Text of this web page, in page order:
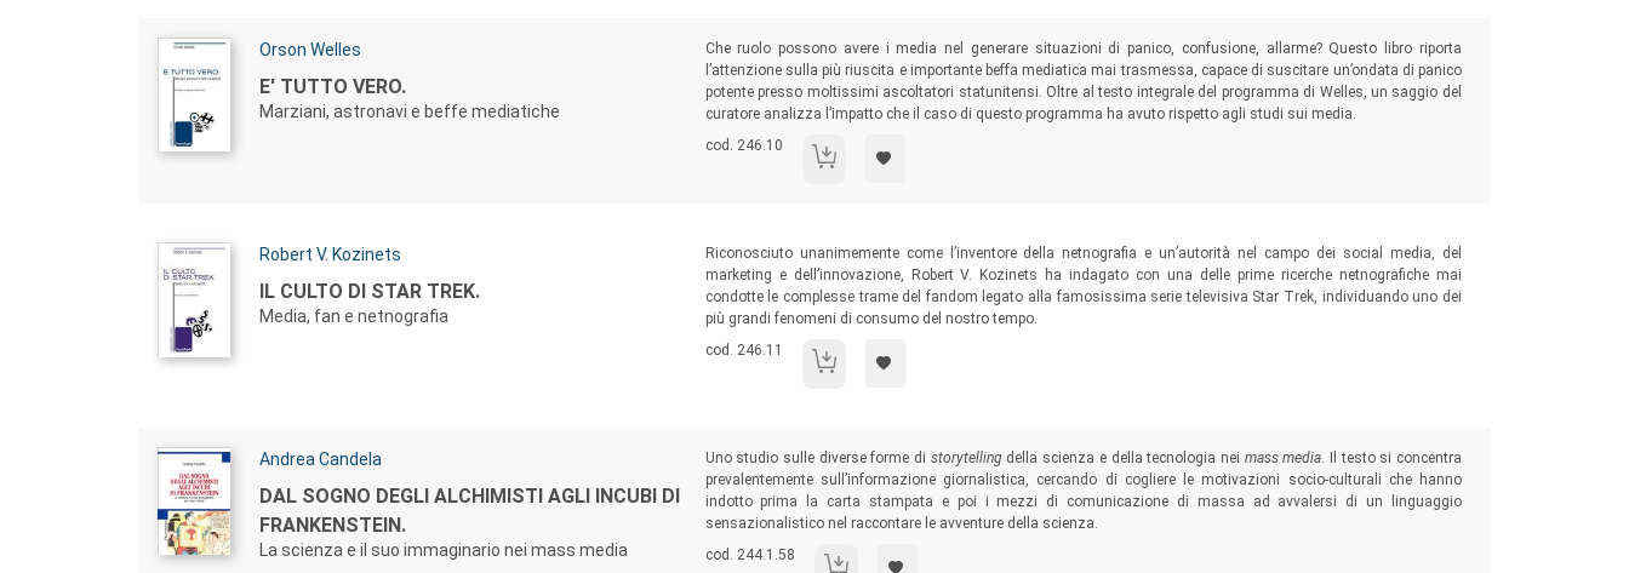
Autori:
Orson Welles
Titolo:
E' TUTTO VERO.
Marziani, astronavi e beffe mediatiche
Sommario:
Che ruolo possono avere i media nel generare situazioni di panico, confusione, allarme? Questo libro riporta
l’attenzione sulla più riuscita e importante beffa mediatica mai trasmessa, capace di suscitare un’ondata di panico
potente presso moltissimi ascoltatori statunitensi. Oltre al testo integrale del programma di Welles, un saggio del
curatore analizza l’impatto che il caso di questo programma ha avuto rispetto agli studi sui media.
Codice libro:
cod. 246.10 E' tutto vero.
Autori:
Robert V. Kozinets
Titolo:
IL CULTO DI STAR TREK.
Media, fan e netnografia
Sommario:
Riconosciuto unanimemente come l’inventore della netnografia e un’autorità nel campo dei social media, del
marketing e dell’innovazione, Robert V. Kozinets ha indagato con una delle prime ricerche netnografiche mai
condotte le complesse trame del fandom legato alla famosissima serie televisiva Star Trek, individuando uno dei
più grandi fenomeni di consumo del nostro tempo.
Codice libro:
cod. 246.11 Il culto di Star Trek.
Autori:
Andrea Candela
Titolo:
DAL SOGNO DEGLI ALCHIMISTI AGLI INCUBI DI
FRANKENSTEIN.
La scienza e il suo immaginario nei mass media
Sommario:
Uno studio sulle diverse forme di storytellingdella scienza e della tecnologia nei mass media. Il testo si concentra
prevalentemente sull’informazione giornalistica, cercando di cogliere le motivazioni socio-culturali che hanno
indotto prima la carta stampata e poi i mezzi di comunicazione di massa ad avvalersi di un linguaggio
sensazionalistico nel raccontare le avventure della scienza.
Codice libro:
cod. 244.1.58 Dal sogno degli alchimisti agli incubi di Frankenstein.